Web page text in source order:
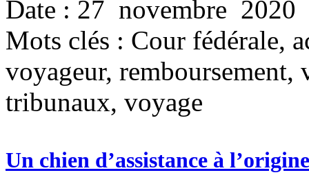
Date : 27 novembre 2020
Mots clés : Cour fédérale,
voyageur,
tribunaux, voyage
Un chien d’assistance à